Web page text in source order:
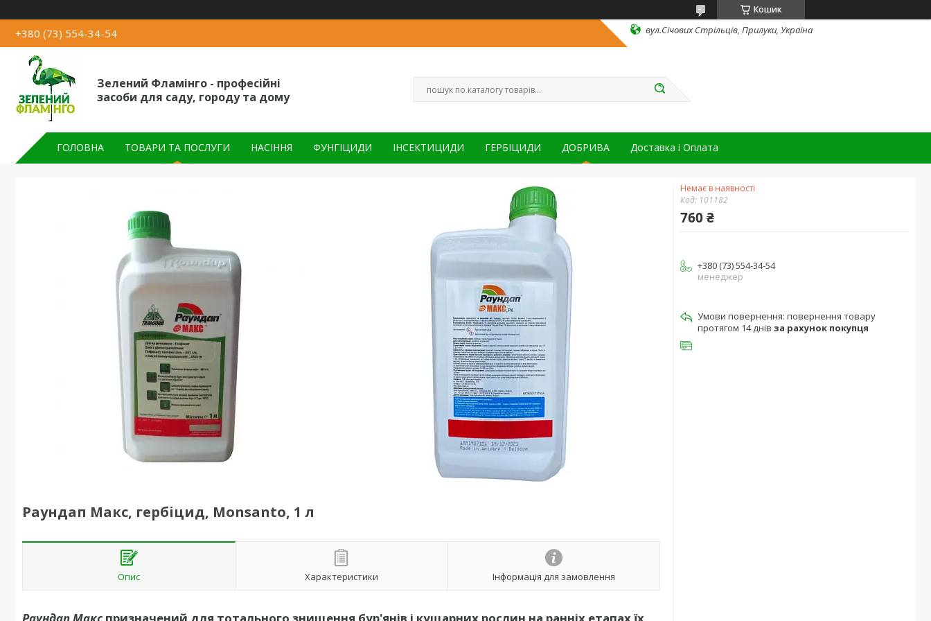
Кошик
+380 (73) 554-34-54 вул.Січових Стрільців, Прилуки, Україна
Зелений Фламінго - професійні
засоби для саду, городу та дому
ГОЛОВНА ТОВАРИ ТА ПОСЛУГИ НАСІННЯ ФУНГІЦИДИ ІНСЕКТИЦИДИ ГЕРБІЦИДИ ДОБРИВА Доставка і Оплата
Раундап Макс, гербіцид, Monsanto, 1 л
Опис Характеристики Інформація для замовлення
Немає в наявності
Код: 101182
760 ₴
+380 (73) 554-34-54
менеджер
повернення товару
протягом 14 днів за рахунок покупця